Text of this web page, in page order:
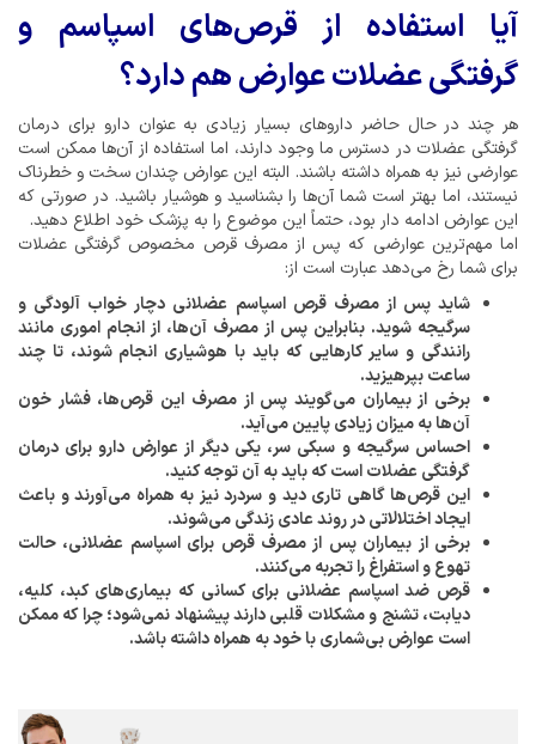
آیا استفاده از قرص‌های اسپاسم و
گرفتگی عضلات عوارض هم دارد؟
هر چند در حال حاضر داروهای بسیار زیادی به عنوان دارو برای درمان
گرفتگی عضلات در دسترس ما وجود دارند، اما استفاده از آن‌ها ممکن است
عوارضی نیز به همراه داشته باشند. البته این عوارض چندان سخت و خطرناک
نیستند، اما بهتر است شما آن‌ها را بشناسید و هوشیار باشید. در صورتی که
این عوارض ادامه دار بود، حتماً این موضوع را به پزشک خود اطلاع دهید.
اما مهم‌ترین عوارضی که پس از مصرف قرص مخصوص گرفتگی عضلات
برای شما رخ می‌دهد عبارت است از:
شاید پس از مصرف قرص اسپاسم عضلانی دچار خواب آلودگی و
سرگیجه شوید. بنابراین پس از مصرف آن‌ها، از انجام اموری مانند
رانندگی و سایر کارهایی که باید با هوشیاری انجام شوند، تا چند
ساعت بپرهیزید.
برخی از بیماران می‌گویند پس از مصرف این قرص‌ها، فشار خون
آن‌ها به میزان زیادی پایین می‌آید.
احساس سرگیجه و سبکی سر، یکی دیگر از عوارض دارو برای درمان
گرفتگی عضلات است که باید به آن توجه کنید.
این قرص‌ها گاهی تاری دید و سردرد نیز به همراه می‌آورند و باعث
ایجاد اختلالاتی در روند عادی زندگی می‌شوند.
برخی از بیماران پس از مصرف قرص برای اسپاسم عضلانی، حالت
تهوع و استفراغ را تجربه می‌کنند.
قرص ضد اسپاسم عضلانی برای کسانی که بیماری‌های کبد، کلیه،
دیابت، تشنج و مشکلات قلبی دارند پیشنهاد نمی‌شود؛ چرا که ممکن
است عوارض بی‌شماری با خود به همراه داشته باشد.